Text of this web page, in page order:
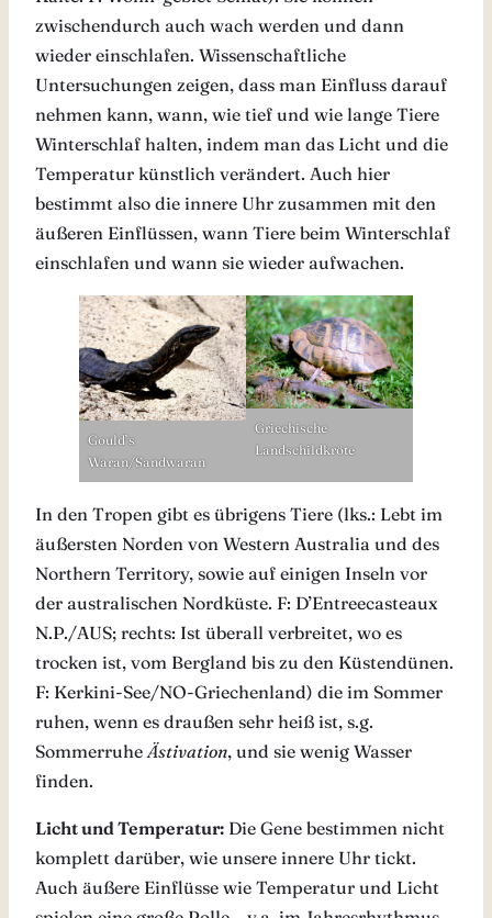
zwischendurch auch wach werden und dann
wieder einschlafen. Wissenschaftliche
Untersuchungen zeigen, dass man Einfluss darauf
nehmen kann, wann, wie tief und wie lange Tiere
Winterschlaf halten, indem man das Licht und die
Temperatur künstlich verändert. Auch hier
bestimmt also die innere Uhr zusammen mit den
äußeren Einflüssen, wann Tiere beim Winterschlaf
einschlafen und wann sie wieder aufwachen.
Gould’s
Waran/Sandwaran
Griechische
Landschildkröte
In den Tropen gibt es übrigens Tiere (lks.: Lebt im
äußersten Norden von Western Australia und des
Northern Territory, sowie auf einigen Inseln vor
der australischen Nordküste. F: D’Entreecasteaux
N.P./AUS; rechts: Ist überall verbreitet, wo es
trocken ist, vom Bergland bis zu den Küstendünen.
F: Kerkini-See/NO-Griechenland) die im Sommer
ruhen, wenn es draußen sehr heiß ist, s.g.
SommerruheÄstivation, und sie wenig Wasser
finden.
Licht und Temperatur: Die Gene bestimmen nicht
komplett darüber, wie unsere innere Uhr tickt.
Auch äußere Einflüsse wie Temperatur und Licht